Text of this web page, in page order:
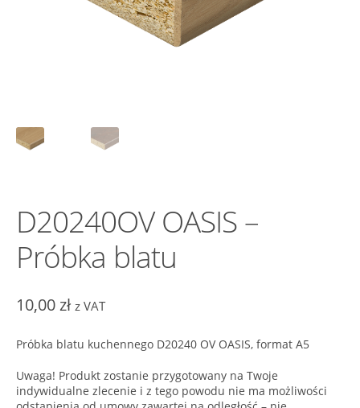
D20240OV OASIS –
Próbka blatu
10,00zł z VAT
Próbka blatu kuchennego D20240 OV OASIS, format A5
Uwaga! Produkt zostanie przygotowany na Twoje
indywidualne zlecenie i z tego powodu nie ma możliwości